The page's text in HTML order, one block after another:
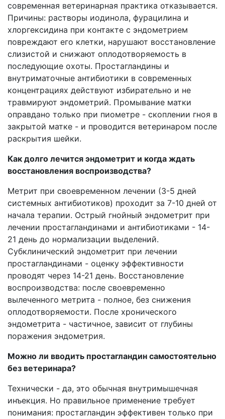
современная ветеринарная практика отказывается.
Причины: растворы иодинола, фурацилина и
хлоргексидина при контакте с эндометрием
повреждают его клетки, нарушают восстановление
слизистой и снижают оплодотворяемость в
последующие охоты. Простагландины и
внутриматочные антибиотики в современных
концентрациях действуют избирательно и не
травмируют эндометрий. Промывание матки
оправдано только при пиометре - скоплении гноя в
закрытой матке - и проводится ветеринаром после
раскрытия шейки.
Как долго лечится эндометрит и когда ждать
восстановления воспроизводства?
Метрит при своевременном лечении (3-5 дней
системных антибиотиков) проходит за 7-10 дней от
начала терапии. Острый гнойный эндометрит при
лечении простагландинами и антибиотиками - 14-
21 день до нормализации выделений.
Субклинический эндометрит при лечении
простагландинами - оценку эффективности
проводят через 14-21 день. Восстановление
воспроизводства: после своевременно
вылеченного метрита - полное, без снижения
оплодотворяемости. После хронического
эндометрита - частичное, зависит от глубины
поражения эндометрия.
Можно ли вводить простагландин самостоятельно
без ветеринара?
Технически - да, это обычная внутримышечная
инъекция. Но правильное применение требует
понимания: простагландин эффективен только при